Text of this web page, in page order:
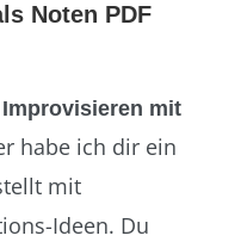
Noten PDF
Improvisieren mit
habe ich dir ein
mit
Ideen. Du